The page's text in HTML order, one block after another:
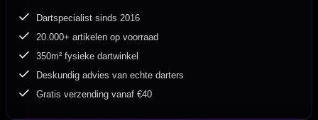
Dartspecialist sinds 2016
20.000+ artikelen op voorraad
350m² fysieke dartwinkel
Deskundig advies van echte darters
Gratis verzending vanaf €40